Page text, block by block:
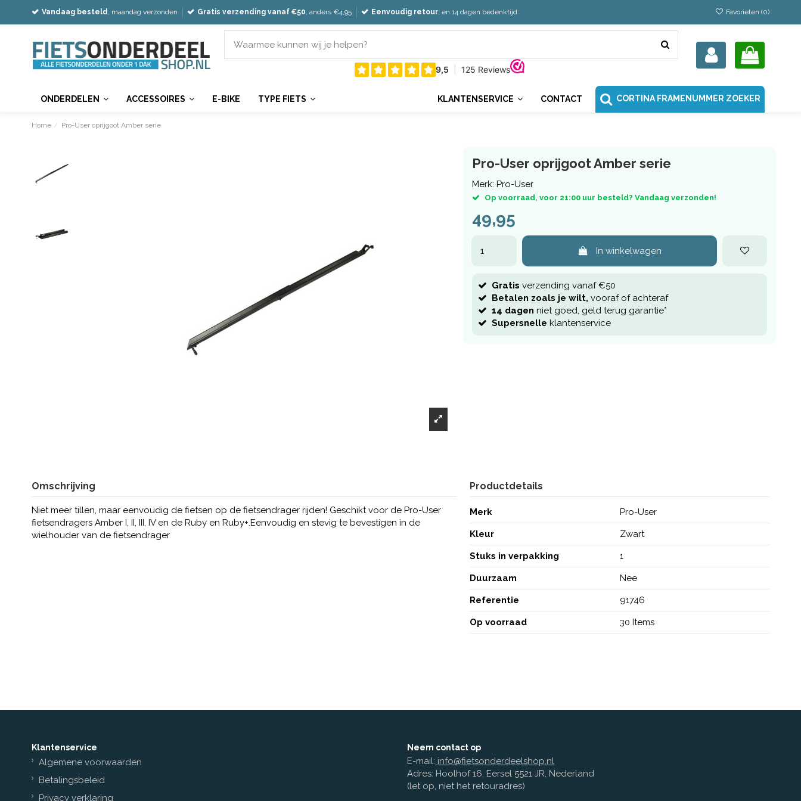
Vandaag besteld, maandag verzonden Gratis verzending vanaf €50, anders €4,95 Eenvoudig retour, en 14 dagen bedenktijd Favorieten (0)
ONDERDELEN ACCESSOIRES E-BIKE TYPE FIETS CORTINA FRAMENUMMER ZOEKER
CONTACT
KLANTENSERVICE
Home Pro-User oprijgoot Amber serie
Pro-User oprijgoot Amber serie
Merk: Pro-User
Op voorraad, voor 21:00 uur besteld? Vandaag verzonden!
49,95
In winkelwagen
Gratis verzending vanaf €50
Betalen zoals je wilt, vooraf of achteraf
14 dagen niet goed, geld terug garantie*
Supersnelle klantenservice
Omschrijving
Niet meer tillen, maar eenvoudig de fietsen op de fietsendrager rijden! Geschikt voor de Pro-User
fietsendragers Amber I, II, III, IV en de Ruby en Ruby+.Eenvoudig en stevig te bevestigen in de
wielhouder van de fietsendrager
Productdetails
Merk Pro-User
Kleur Zwart
Stuks in verpakking 1
Duurzaam Nee
Referentie 91746
Op voorraad 30 Items
Klantenservice
Algemene voorwaarden
Betalingsbeleid
Privacy verklaring
Neem contact op
E-mail: info@fietsonderdeelshop.nl
Adres: Hoolhof 16, Eersel 5521 JR, Nederland
(let op, niet het retouradres)